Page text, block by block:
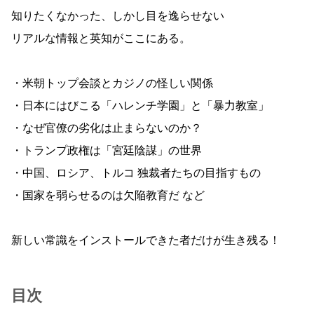
知りたくなかった、しかし目を逸らせない
リアルな情報と英知がここにある。
・米朝トップ会談とカジノの怪しい関係
・日本にはびこる「ハレンチ学園」と「暴力教室」
・なぜ官僚の劣化は止まらないのか？
・トランプ政権は「宮廷陰謀」の世界
・中国、ロシア、トルコ 独裁者たちの目指すもの
・国家を弱らせるのは欠陥教育だ など
新しい常識をインストールできた者だけが生き残る！
目次